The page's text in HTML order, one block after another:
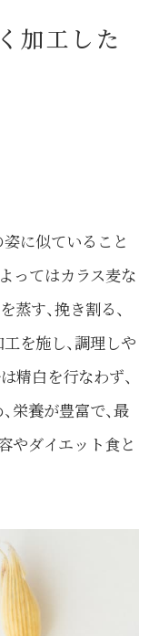
加工した
姿に似ていること
ってはカラス麦な
す、挽き割る、
を施し、調理しや
精白を行なわず、
栄養が豊富で、最
やダイエット食と